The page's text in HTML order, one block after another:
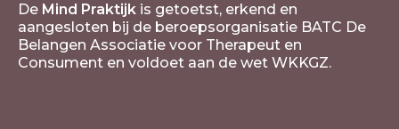
De Mind Praktijk is getoetst, erkend en
aangesloten bij de beroepsorganisatie BATC De
Belangen Associatie voor Therapeut en
Consument en voldoet aan de wet WKKGZ.